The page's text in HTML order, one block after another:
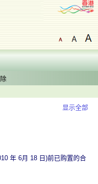
显示全部
年 6月 18 日)前已购置的合